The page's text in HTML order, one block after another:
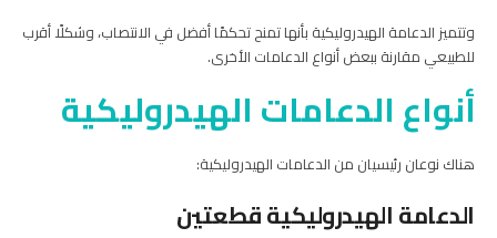
وتتميز الدعامة الهيدروليكية بأنها تمنح تحكمًا أفضل في الانتصاب، وشكلًا أقرب
للطبيعي مقارنة ببعض أنواع الدعامات الأخرى.
أنواع الدعامات الهيدروليكية
هناك نوعان رئيسيان من الدعامات الهيدروليكية:
الدعامة الهيدروليكية قطعتين